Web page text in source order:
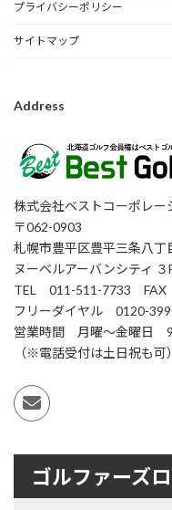
プライバシーポリシー
サイトマップ
Address
株式会社ベストコーポレー
〒062-0903
札幌市豊平区豊平三条八丁
ヌーベルアーバンシティ ３
TEL 011-511-7733 FAX
フリーダイヤル 0120-
営業時間 月曜～金曜日
（※電話受付は土日祝も可）
ゴルファーズ